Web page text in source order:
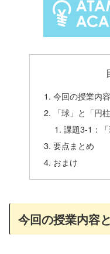
今回の授業内
「球」と「円
課題3-1：
要点まとめ
おまけ
今回の授業内容